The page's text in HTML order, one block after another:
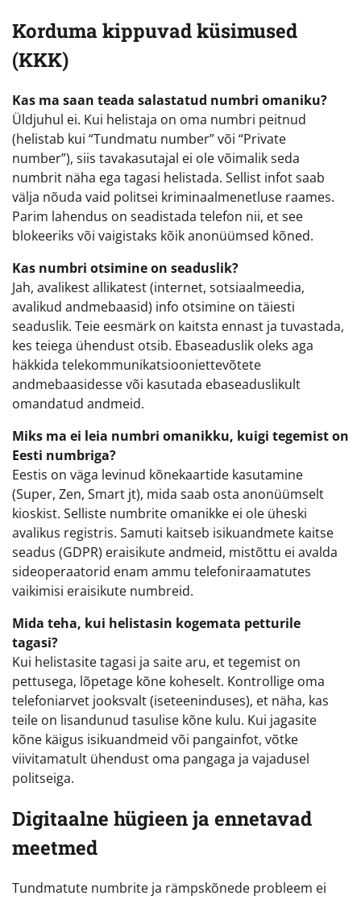
Korduma kippuvad küsimused
(KKK)
Kas ma saan teada salastatud numbri omaniku?
Üldjuhul ei. Kui helistaja on oma numbri peitnud
(helistab kui “Tundmatu number” või “Private
number”), siis tavakasutajal ei ole võimalik seda
numbrit näha ega tagasi helistada. Sellist infot saab
välja nõuda vaid politsei kriminaalmenetluse raames.
Parim lahendus on seadistada telefon nii, et see
blokeeriks või vaigistaks kõik anonüümsed kõned.
Kas numbri otsimine on seaduslik?
Jah, avalikest allikatest (internet, sotsiaalmeedia,
avalikud andmebaasid) info otsimine on täiesti
seaduslik. Teie eesmärk on kaitsta ennast ja tuvastada,
kes teiega ühendust otsib. Ebaseaduslik oleks aga
häkkida telekommunikatsiooniettevõtete
andmebaasidesse või kasutada ebaseaduslikult
omandatud andmeid.
Miks ma ei leia numbri omanikku, kuigi tegemist on
Eesti numbriga?
Eestis on väga levinud kõnekaartide kasutamine
(Super, Zen, Smart jt), mida saab osta anonüümselt
kioskist. Selliste numbrite omanikke ei ole üheski
avalikus registris. Samuti kaitseb isikuandmete kaitse
seadus (GDPR) eraisikute andmeid, mistõttu ei avalda
sideoperaatorid enam ammu telefoniraamatutes
vaikimisi eraisikute numbreid.
Mida teha, kui helistasin kogemata petturile
tagasi?
Kui helistasite tagasi ja saite aru, et tegemist on
pettusega, lõpetage kõne koheselt. Kontrollige oma
telefoniarvet jooksvalt (iseteeninduses), et näha, kas
teile on lisandunud tasulise kõne kulu. Kui jagasite
kõne käigus isikuandmeid või pangainfot, võtke
viivitamatult ühendust oma pangaga ja vajadusel
politseiga.
Digitaalne hügieen ja ennetavad
meetmed
Tundmatute numbrite ja rämpskõnede probleem ei